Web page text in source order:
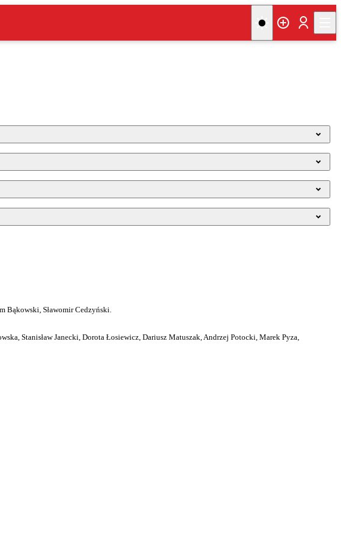
Bąkowski, Sławomir Cedzyński.
Stanisław Janecki, Dorota Łosiewicz, Dariusz Matuszak, Andrzej Potocki, Marek Pyza,